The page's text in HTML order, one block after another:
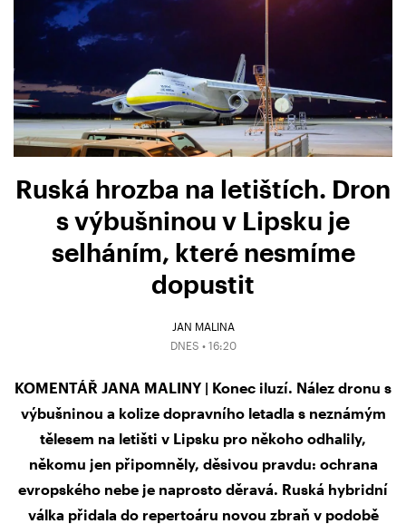
Ruská hrozba na letištích. Dron
s výbušninou v Lipsku je
selháním, které nesmíme
dopustit
JAN MALINA
DNES • 16:20
KOMENTÁŘ JANA MALINY | Konec iluzí. Nález dronu s
výbušninou a kolize dopravního letadla s neznámým
tělesem na letišti v Lipsku pro někoho odhalily,
někomu jen připomněly, děsivou pravdu: ochrana
evropského nebe je naprosto děravá. Ruská hybridní
válka přidala do repertoáru novou zbraň v podobě